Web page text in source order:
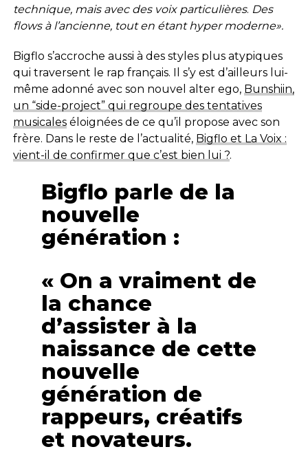
technique, mais avec des voix particulières. Des
flows à l’ancienne, tout en étant hyper moderne».
Bigflo s’accroche aussi à des styles plus atypiques
qui traversent le rap français. Il s’y est d’ailleurs lui-
même adonné avec son nouvel alter ego, Bunshiin,
un “side-project” qui regroupe des tentatives
musicaleséloignées de ce qu’il propose avec son
frère. Dans le reste de l’actualité, Bigflo et La Voix :
vient-il de confirmer que c’est bien lui ?.
Bigflo parle de la
nouvelle
génération :
« On a vraiment de
la chance
d’assister à la
naissance de cette
nouvelle
génération de
rappeurs, créatifs
et novateurs.